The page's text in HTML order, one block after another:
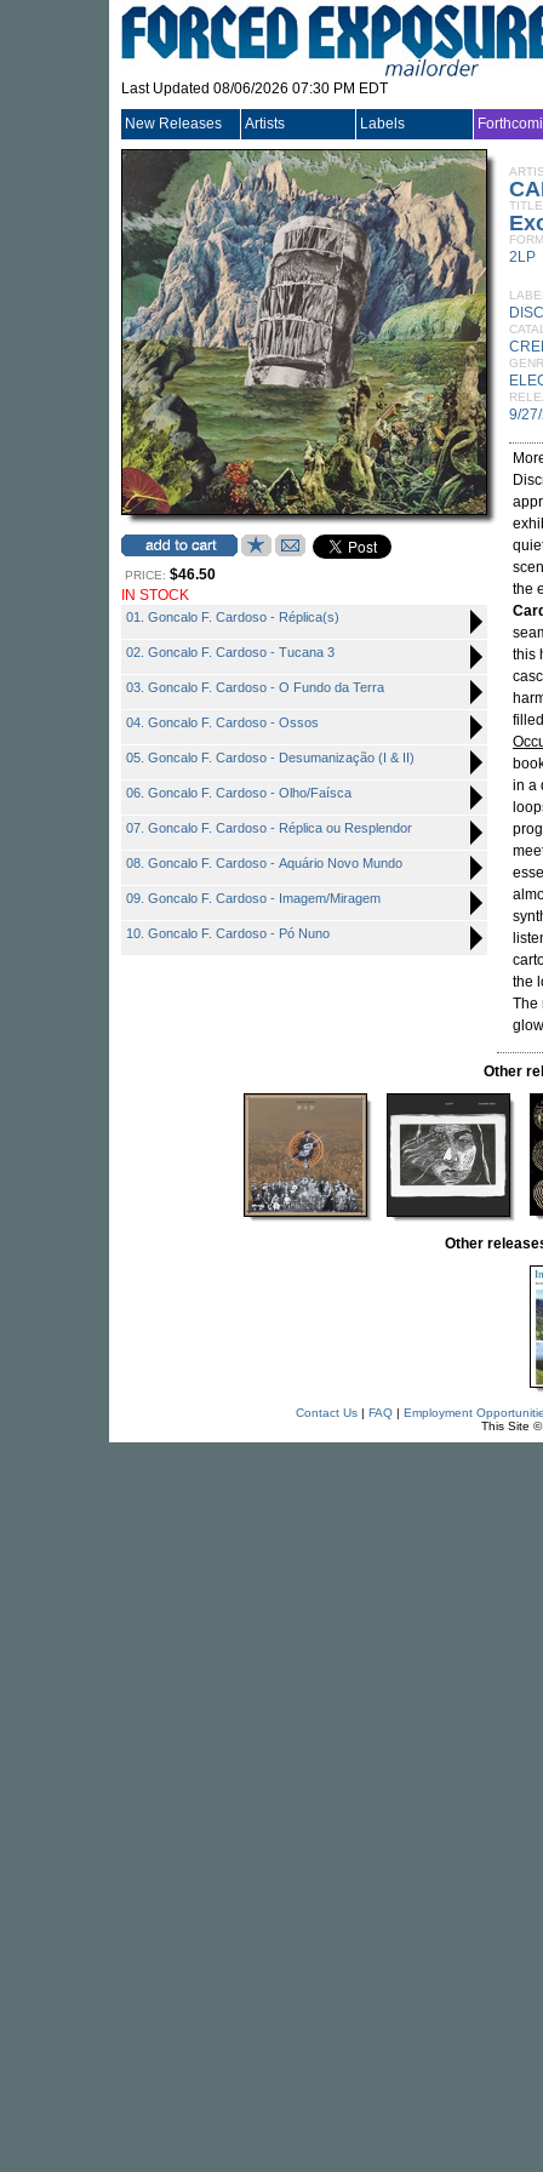
Last Updated 08/06/2026 07:30 PM EDT
New Releases Artists Labels
PRICE: $46.50
IN STOCK
01. Goncalo F. Cardoso - Réplica(s)
02. Goncalo F. Cardoso - Tucana 3
03. Goncalo F. Cardoso - O Fundo da Terra
04. Goncalo F. Cardoso - Ossos
05. Goncalo F. Cardoso - Desumanização (I & II)
06. Goncalo F. Cardoso - Olho/Faísca
07. Goncalo F. Cardoso - Réplica ou Resplendor
08. Goncalo F. Cardoso - Aquário Novo Mundo
09. Goncalo F. Cardoso - Imagem/Miragem
10. Goncalo F. Cardoso - Pó Nuno
TITLE
2LP
9/
the
this
in a
the
The
Other
Other
Contact Us| FAQ| Employment
This Site